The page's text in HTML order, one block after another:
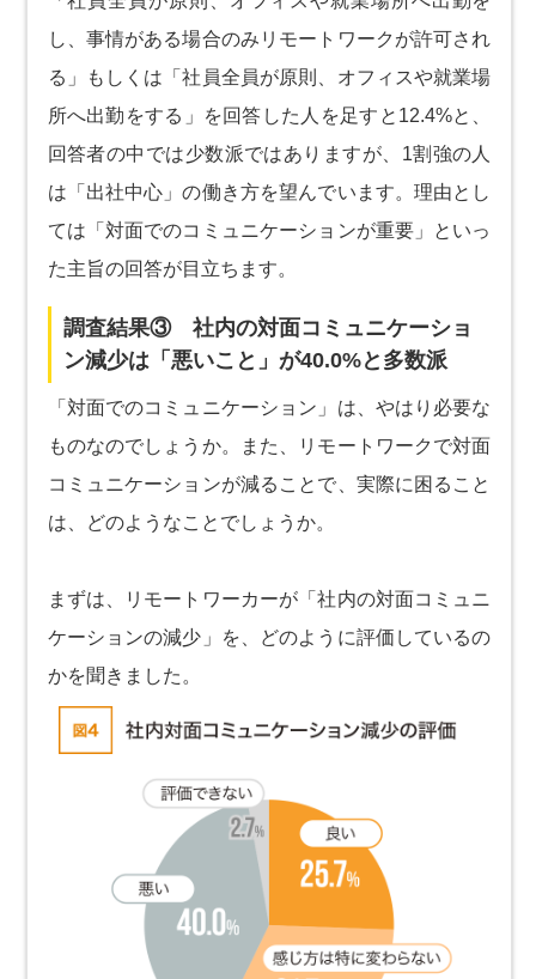
し、事情がある場合のみリモートワークが許可され
る」もしくは「社員全員が原則、オフィスや就業場
所へ出勤をする」を回答した人を足すと12.4%と、
回答者の中では少数派ではありますが、1割強の人
は「出社中心」の働き方を望んでいます。理由とし
ては「対面でのコミュニケーションが重要」といっ
た主旨の回答が目立ちます。
調査結果③ 社内の対面コミュニケーショ
ン減少は「悪いこと」が40.0%と多数派
「対面でのコミュニケーション」は、やはり必要な
ものなのでしょうか。また、リモートワークで対面
コミュニケーションが減ることで、実際に困ること
は、どのようなことでしょうか。
まずは、リモートワーカーが「社内の対面コミュニ
ケーションの減少」を、どのように評価しているの
かを聞きました。